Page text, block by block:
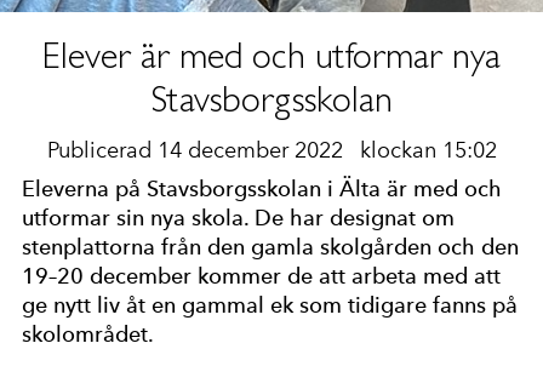
Elever är med och utformar nya
Stavsborgsskolan
Publicerad 14 december 2022 klockan 15:02
Eleverna på Stavsborgsskolan i Älta är med och
utformar sin nya skola. De har designat om
stenplattorna från den gamla skolgården och den
19–20 december kommer de att arbeta med att
ge nytt liv åt en gammal ek som tidigare fanns på
skolområdet.